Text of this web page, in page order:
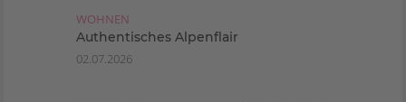
WOHNEN
Authentisches Alpenflair
02.07.2026